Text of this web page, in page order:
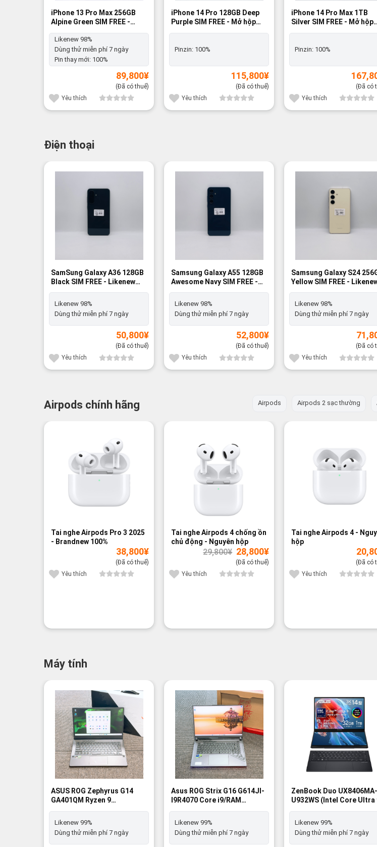
iPhone 13 Pro Max 256GB
Alpine Green SIM FREE -
Likenew 98%
Likenew 98%
Dùng thử miễn phí 7 ngày
Pin thay mới: 100%
89,800¥
(Đã có thuế)
Yêu thích
iPhone 14 Pro 128GB Deep
Purple SIM FREE - Mở hộp
100%
Pinzin: 100%
115,800¥
(Đã có thuế)
Yêu thích
iPhone 14 Pro Max 1TB
Silver SIM FREE - Mở hộp
100%
Pinzin: 100%
(Đã có
Yêu thích
Điện thoại
SamSung Galaxy A36 128GB
Black SIM FREE - Likenew
98%
Likenew 98%
Dùng thử miễn phí 7 ngày
50,800¥
(Đã có thuế)
Yêu thích
Samsung Galaxy A55 128GB
Awesome Navy SIM FREE -
Likenew 98%
Likenew 98%
Dùng thử miễn phí 7 ngày
52,800¥
(Đã có thuế)
Yêu thích
Samsung Galaxy S24
Yellow SIM FREE -
98%
Likenew 98%
Dùng thử miễn phí 7 ngày
(Đã có
Yêu thích
Airpods chính hãng Airpods Airpods 2 sạc thường
Tai nghe Airpods Pro 3 2025
- Brandnew 100%
38,800¥
(Đã có thuế)
Yêu thích
Tai nghe Airpods 4 chống ồn
chủ động - Nguyên hộp
29,800¥ Giá
gốc
là:
29,800¥.
28,800¥Giá
28,800¥.
(Đã có thuế)
Yêu thích
Tai nghe Airpods 4 -
hộp
(Đã có
Yêu thích
Máy tính
ASUS ROG Zephyrus G14
GA401QM Ryzen 9
5900HS/RAM 32GB/ ROM
1TB SSD/RTX 3060/14inch -
Likenew 99%
Likenew 99%
Dùng thử miễn phí 7 ngày
Asus ROG Strix G16 G614JI-
I9R4070 Core i9/RAM
32GB/ROM 1TB SSD/G
eForce RTX 4070/Windows
11 Home - Likenew 99%
Likenew 99%
Dùng thử miễn phí 7 ngày
ZenBook Duo UX8406MA-
U932WS (Intel Core Ultra
/RAM 32GB /SSD1TB/Win
Home) - Likenew 99%
Likenew 99%
Dùng thử miễn phí 7 ngày